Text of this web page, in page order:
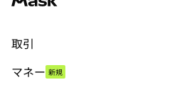
取引
マネー 新規